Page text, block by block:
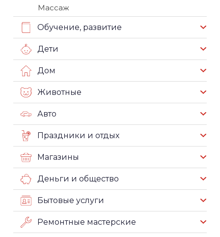
Массаж
Обучение, развитие
Дети
Дом
Животные
Авто
Праздники и отдых
Магазины
Деньги и общество
Бытовые услуги
Ремонтные мастерские